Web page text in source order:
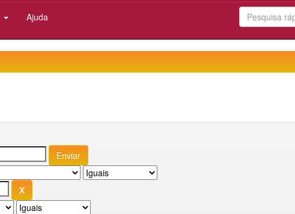
Ajuda